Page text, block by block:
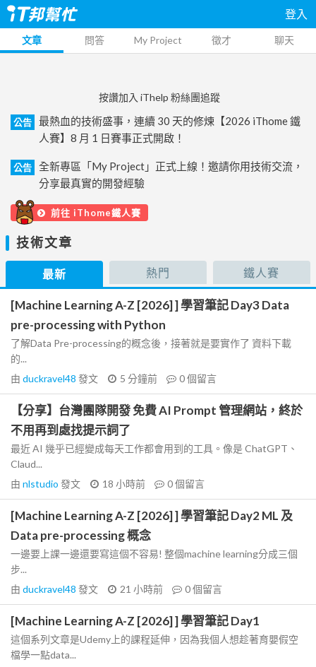
登入
文章 問答 My Project 徵才 聊天
按讚加入 iThelp 粉絲團追蹤
公告
最熱血的技術盛事，連續 30 天的修煉【2026 iThome 鐵
人賽】8 月 1 日賽事正式開啟！
公告
全新專區「My Project」正式上線！邀請你用技術交流，
分享最真實的開發經驗
前往 iThome鐵人賽
技術文章
最新 熱門 鐵人賽
[Machine Learning A-Z [2026] ] 學習筆記 Day3 Data
pre-processing with Python
了解Data Pre-processing的概念後，接著就是要實作了 資料下載
的...
由 duckravel48 發文 5 分鐘前 0個留言
【分享】台灣團隊開發 免費 AI Prompt 管理網站，終於
不用再到處找提示詞了
最近 AI 幾乎已經變成每天工作都會用到的工具。像是 ChatGPT、
Claud...
由 nlstudio 發文 18 小時前 0個留言
[Machine Learning A-Z [2026] ] 學習筆記 Day2 ML 及
Data pre-processing 概念
一邊要上課一邊還要寫這個不容易! 整個machine learning分成三個
步...
由 duckravel48 發文 21 小時前 0個留言
[Machine Learning A-Z [2026] ] 學習筆記 Day1
這個系列文章是Udemy上的課程延伸，因為我個人想趁著育嬰假空
檔學一點data...